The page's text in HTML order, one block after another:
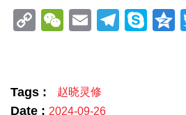
CopyWeChat
Email
Tags : 赵晓灵修
Date : 2024-09-26